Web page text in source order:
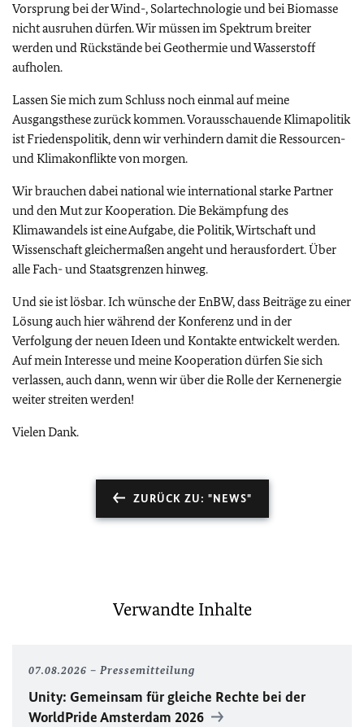
Vorsprung bei der Wind-, Solartechnologie und bei Biomasse
nicht ausruhen dürfen. Wir müssen im Spektrum breiter
werden und Rückstände bei Geothermie und Wasserstoff
aufholen.
Lassen Sie mich zum Schluss noch einmal auf meine
Ausgangsthese zurück kommen. Vorausschauende Klimapolitik
ist Friedenspolitik, denn wir verhindern damit die Ressourcen-
und Klimakonflikte von morgen.
Wir brauchen dabei national wie international starke Partner
und den Mut zur Kooperation. Die Bekämpfung des
Klimawandels ist eine Aufgabe, die Politik, Wirtschaft und
Wissenschaft gleichermaßen angeht und herausfordert. Über
alle Fach- und Staatsgrenzen hinweg.
Und sie ist lösbar. Ich wünsche der EnBW, dass Beiträge zu einer
Lösung auch hier während der Konferenz und in der
Verfolgung der neuen Ideen und Kontakte entwickelt werden.
Auf mein Interesse und meine Kooperation dürfen Sie sich
verlassen, auch dann, wenn wir über die Rolle der Kernenergie
weiter streiten werden!
Vielen Dank.
ZURÜCK ZU: "NEWS"
Verwandte Inhalte
07.08.2026 Pressemitteilung
Unity: Gemeinsam für gleiche Rechte bei der
WorldPrideAmsterdam 2026